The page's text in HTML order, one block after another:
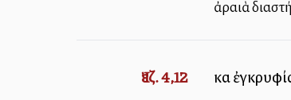
ἀραιὰ
Ἰεζ. 4,12 καὶ